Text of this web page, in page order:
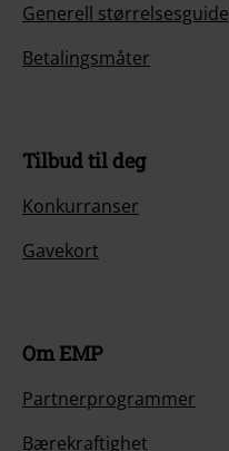
Generell størrelsesguide
Betalingsmåter
Tilbud til deg
Konkurranser
Gavekort
Om EMP
Partnerprogrammer
Bærekraftighet